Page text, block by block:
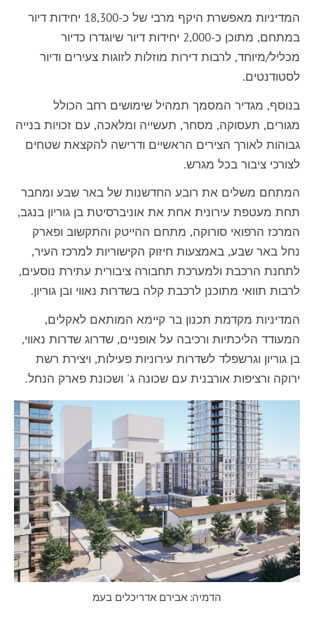
המדיניות מאפשרת היקף מרבי של כ-18,300 יחידות דיור
במתחם, מתוכן כ-2,000 יחידות דיור שיוגדרו כדיור
מכליל/מיוחד, לרבות דירות מוזלות לזוגות צעירים ודיור
לסטודנטים.
בנוסף, מגדיר המסמך תמהיל שימושים רחב הכולל
מגורים, תעסוקה, מסחר, תעשייה ומלאכה, עם זכויות בנייה
גבוהות לאורך הצירים הראשיים ודרישה להקצאת שטחים
לצורכי ציבור בכל מגרש.
המתחם משלים את רובע החדשנות של באר שבע ומחבר
תחת מעטפת עירונית אחת את אוניברסיטת בן גוריון בנגב,
המרכז הרפואי סורוקה, מתחם ההייטק והתקשוב ופארק
נחל באר שבע, באמצעות חיזוק הקישוריות למרכז העיר,
לתחנת הרכבת ולמערכת תחבורה ציבורית עתירת נוסעים,
לרבות תוואי מתוכנן לרכבת קלה בשדרות נאווי ובן גוריון.
המדיניות מקדמת תכנון בר קיימא המותאם לאקלים,
המעודד הליכתיות ורכיבה על אופניים, שדרוג שדרות נאווי,
בן גוריון וגרשפלד לשדרות עירוניות פעילות, ויצירת רשת
ירוקה ורציפות אורבנית עם שכונה ג' ושכונת פארק הנחל.
הדמיה: אבירם אדריכלים בעמ